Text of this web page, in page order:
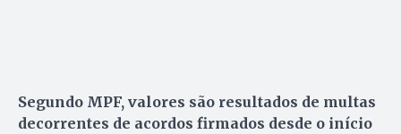
Segundo MPF, valores são resultados de multas
decorrentes de acordos firmados desde o início